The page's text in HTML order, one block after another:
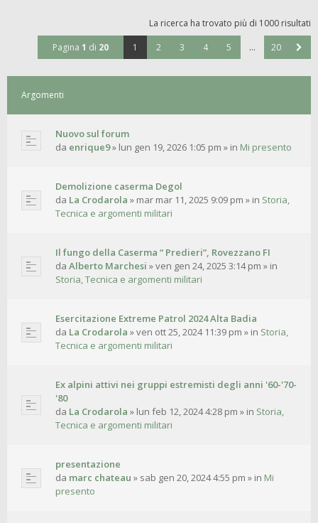
La ricerca ha trovato più di 1000 risultati
Pagina 1 di 20 1 2 3 4 5 … 20
Argomenti
Nuovo sul forum
da enrique9» lun gen 19, 2026 1:05 pm » in Mi presento
Demolizione caserma Degol
da La Crodarola » mar mar 11, 2025 9:09 pm » in Storia,
Tecnica e argomenti militari
Il fungo della Caserma “ Predieri”, Rovezzano FI
da Alberto Marchesi »ven gen 24, 2025 3:14 pm » in
Storia, Tecnica e argomenti militari
Esercitazione Extreme Patrol 2024 Alta Badia
da La Crodarola »ven ott 25, 2024 11:39 pm » in Storia,
Tecnica e argomenti militari
Ex alpini attivi nei gruppi estremisti degli anni '60-'70-
'80
da La Crodarola » lun feb 12, 2024 4:28 pm » in Storia,
Tecnica e argomenti militari
presentazione
da marc chateau » sab gen 20, 2024 4:55 pm » in Mi
presento